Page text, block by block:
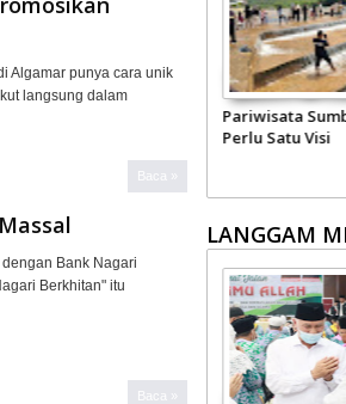
Algamar punya cara unik
langsung dalam
Baca »
Bank Nagari
Berkhitan" itu
Baca »
Jangan-jangan
Modus
LANGGAM